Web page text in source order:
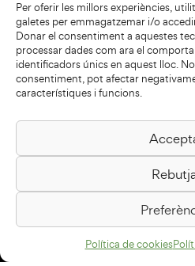
Per oferir les millors experiències,
galetes per emmagatzemar i/o
Donar el consentiment a aquestes
processar dades com ara el
identificadors únics en aquest lloc.
consentiment, pot afectar
característiques i funcions.
Política de cookies
Biblioteca Pilarin
Passeig de la Generalitat, 1
08500 Vic